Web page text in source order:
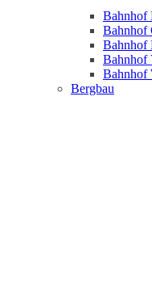
Bahnhof
Bahnhof
Bahnhof
Bahnhof
Bahnhof
Bergbau